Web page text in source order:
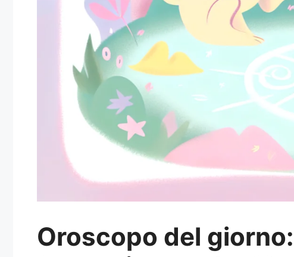
Oroscopo del